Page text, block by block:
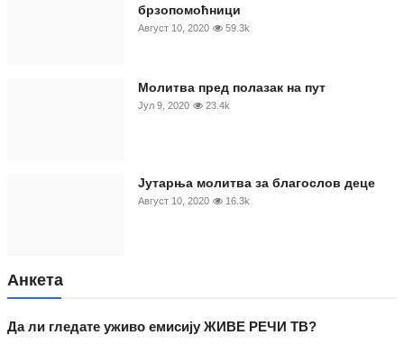
брзопомоћници
Август 10, 2020 59.3k
Молитва пред полазак на пут
Јул 9, 2020 23.4k
Јутарња молитва за благослов деце
Август 10, 2020 16.3k
Анкета
Да ли гледате уживо емисију ЖИВЕ РЕЧИ ТВ?